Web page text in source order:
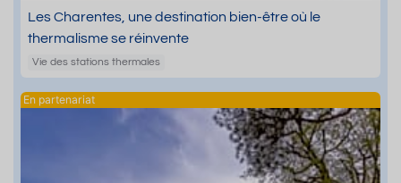
Les Charentes, une destination bien-être où le
thermalisme se réinvente
Vie des stations thermales